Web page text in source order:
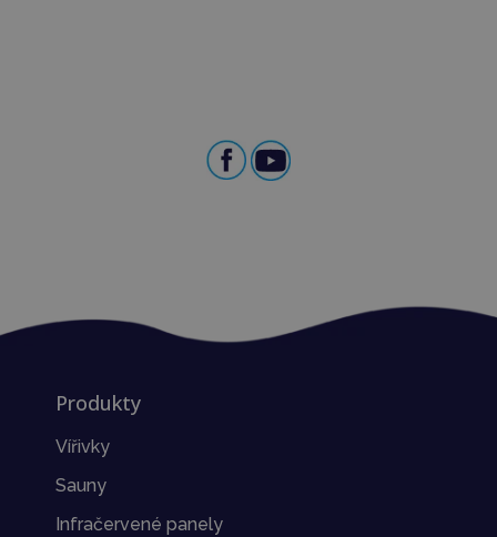
Produkty
Vířivky
Sauny
Infračervené panely